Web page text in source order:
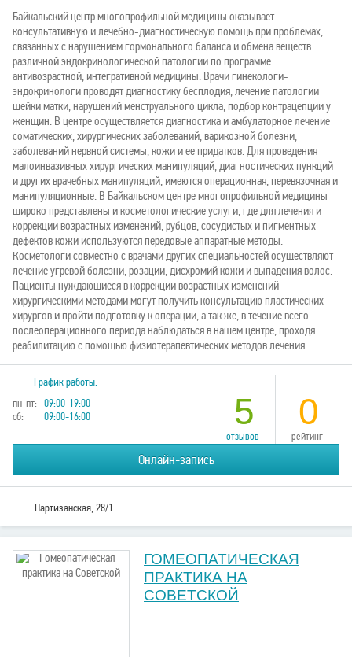
Байкальский центр многопрофильной медицины оказывает
консультативную и лечебно-диагностическую помощь при проблемах,
связанных с нарушением гормонального баланса и обмена веществ
различной эндокринологической патологии по программе
антивозрастной, интегративной медицины. Врачи гинекологи-
эндокринологи проводят диагностику бесплодия, лечение патологии
шейки матки, нарушений менструального цикла, подбор контрацепции у
женщин. В центре осуществляется диагностика и амбулаторное лечение
соматических, хирургических заболеваний, варикозной болезни,
заболеваний нервной системы, кожи и ее придатков. Для проведения
малоинвазивных хирургических манипуляций, диагностических пункций
и других врачебных манипуляций, имеются операционная, перевязочная и
манипуляционные. В Байкальском центре многопрофильной медицины
широко представлены и косметологические услуги, где для лечения и
коррекции возрастных изменений, рубцов, сосудистых и пигментных
дефектов кожи используются передовые аппаратные методы.
Косметологи совместно с врачами других специальностей осуществляют
лечение угревой болезни, розации, дисхромий кожи и выпадения волос.
Пациенты нуждающиеся в коррекции возрастных изменений
хирургическими методами могут получить консультацию пластических
хирургов и пройти подготовку к операции, а так же, в течение всего
послеоперационного периода наблюдаться в нашем центре, проходя
реабилитацию с помощью физиотерапевтических методов лечения.​
График работы:
пн-пт: 09:00-19:00
сб:
09:00-16:00 5
отзывов
0
рейтинг
Онлайн-запись
Партизанская, 28/1
ГОМЕОПАТИЧЕСКАЯ
ПРАКТИКА НА
СОВЕТСКОЙ